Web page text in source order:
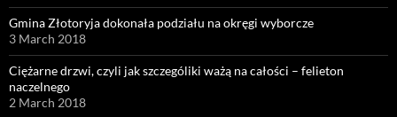
Gmina Złotoryja dokonała podziału na okręgi wyborcze
3 March 2018
Ciężarne drzwi, czyli jak szczególiki ważą na całości – felieton
naczelnego
2 March 2018